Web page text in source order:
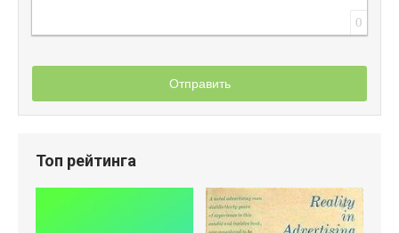
0
Отправить
Топ рейтинга